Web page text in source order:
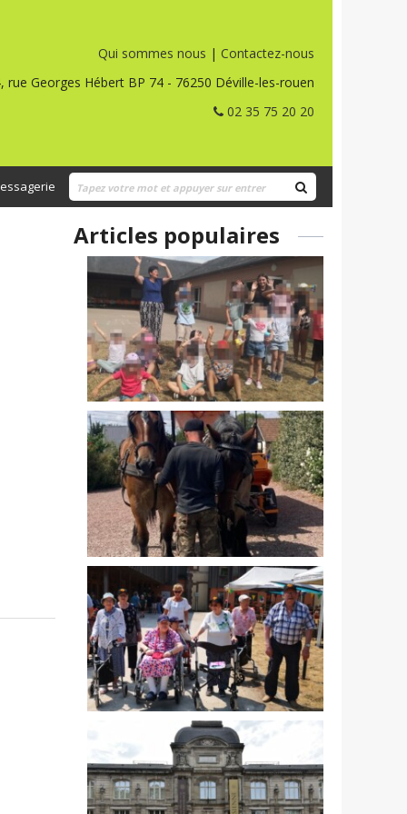
Qui sommes nous | Contactez-nous
rue Georges Hébert BP 74 - 76250 Déville-les-rouen
02 35 75 20 20
Articles populaires